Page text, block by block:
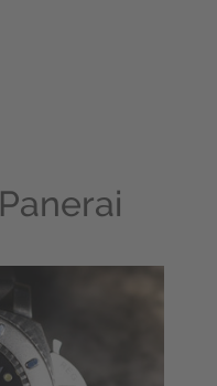
Panerai